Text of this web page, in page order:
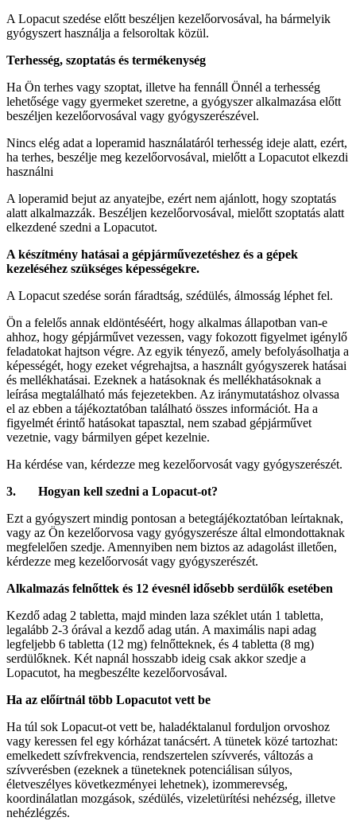
A Lopacut szedése előtt beszéljen kezelőorvosával, ha bármelyik
gyógyszert használja a felsoroltak közül.
Terhesség, szoptatás és termékenység
Ha Ön terhes vagy szoptat, illetve ha fennáll Önnél a terhesség
lehetősége vagy gyermeket szeretne, a gyógyszer alkalmazása előtt
beszéljen kezelőorvosával vagy gyógyszerészével.
Nincs elég adat a loperamid használatáról terhesség ideje alatt, ezért,
ha terhes, beszélje meg kezelőorvosával, mielőtt a Lopacutot elkezdi
használni
A loperamid bejut az anyatejbe, ezért nem ajánlott, hogy szoptatás
alatt alkalmazzák. Beszéljen kezelőorvosával, mielőtt szoptatás alatt
elkezdené szedni a Lopacutot.
A készítmény hatásai a gépjárművezetéshez és a gépek
kezeléséhez szükséges képességekre.
A Lopacut szedése során fáradtság, szédülés, álmosság léphet fel.
Ön a felelős annak eldöntéséért, hogy alkalmas állapotban van-e
ahhoz, hogy gépjárművet vezessen, vagy fokozott figyelmet igénylő
feladatokat hajtson végre. Az egyik tényező, amely befolyásolhatja a
ké­pességét, hogy ezeket végrehajtsa, a használt gyógyszerek hatásai
és mellékhatásai. Ezeknek a hatásoknak és mellékhatásoknak a
leírása megtalálható más fejezetekben. Az iránymutatáshoz olvassa
el az ebben a tájékoztatóban található összes információt. Ha a
figyelmét érintő hatásokat tapasztal, nem szabad gépjárművet
vezetnie, vagy bármilyen gépet kezelnie.
Ha kérdése van, kérdezze meg kezelőorvosát vagy gyógyszerészét.
3. Hogyan kell szedni a Lopacut-ot?
Ezt a gyógyszert mindig pontosan a betegtájékoztatóban leírtaknak,
vagy az Ön kezelőorvosa vagy gyógyszerésze által elmondottaknak
megfelelően szedje. Amennyiben nem biztos az adagolást illetően,
kérdezze meg kezelőorvosát vagy gyógyszerészét.
Alkalmazás felnőttek és 12 évesnél idősebb serdülők esetében
Kezdő adag 2 tabletta, majd minden laza széklet után 1 tabletta,
legalább 2-3 órával a kezdő adag után. A maximális napi adag
legfeljebb 6 tabletta (12 mg) felnőtteknek, és 4 tabletta (8 mg)
serdülőknek. Két napnál hosszabb ideig csak akkor szedje a
Lopacutot, ha megbeszélte kezelőorvosával.
Ha az előírtnál több Lopacutot vett be
Ha túl sok Lopacut-ot vett be, haladéktalanul forduljon orvoshoz
vagy keressen fel egy kórházat tanácsért. A tünetek közé tartozhat:
emelkedett szívfrekvencia, rendszertelen szívverés, változás a
szívverésben (ezeknek a tüneteknek potenciálisan súlyos,
életveszélyes következményei lehetnek), izommerevség,
koordinálatlan mozgások, szédülés, vizeletürítési nehézség, illetve
nehézlégzés.